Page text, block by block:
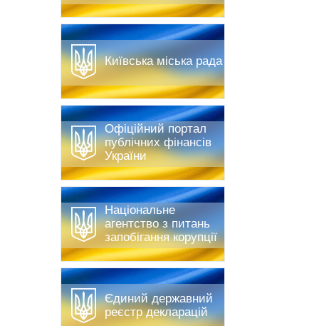
Київська міська рада
Офіційний портал
публічних фінансів
України
Національне
агентство з питань
запобігання корупції
Єдиний державний
реєстр декларацій